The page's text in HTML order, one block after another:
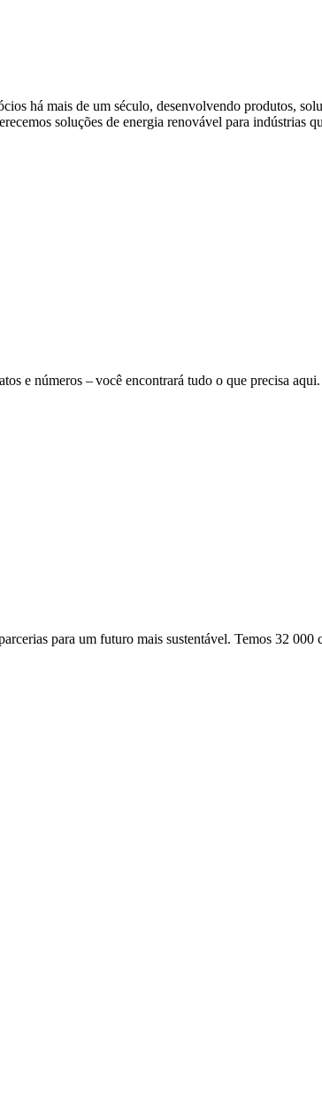
há mais de um século, desenvolvendo produtos,
soluções de energia renovável para indústrias
e números – você encontrará tudo o que precisa aqui.
para um futuro mais sustentável. Temos 32 000